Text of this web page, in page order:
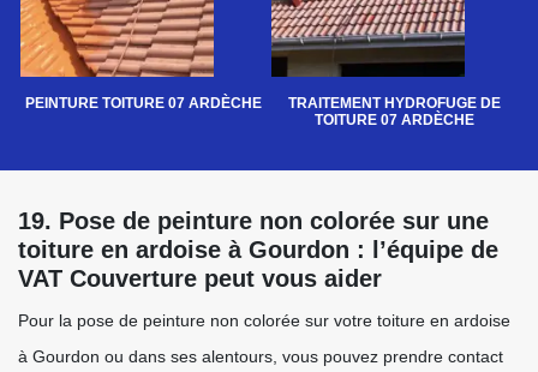
PEINTURE TOITURE 07 ARDÈCHE
TRAITEMENT HYDROFUGE DE
TOITURE 07 ARDÈCHE
19. Pose de peinture non colorée sur une
toiture en ardoise à Gourdon : l’équipe de
VAT Couverture peut vous aider
Pour la pose de peinture non colorée sur votre toiture en ardoise
à Gourdon ou dans ses alentours, vous pouvez prendre contact